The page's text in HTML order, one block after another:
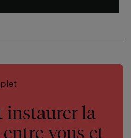
instaurer la
vous et